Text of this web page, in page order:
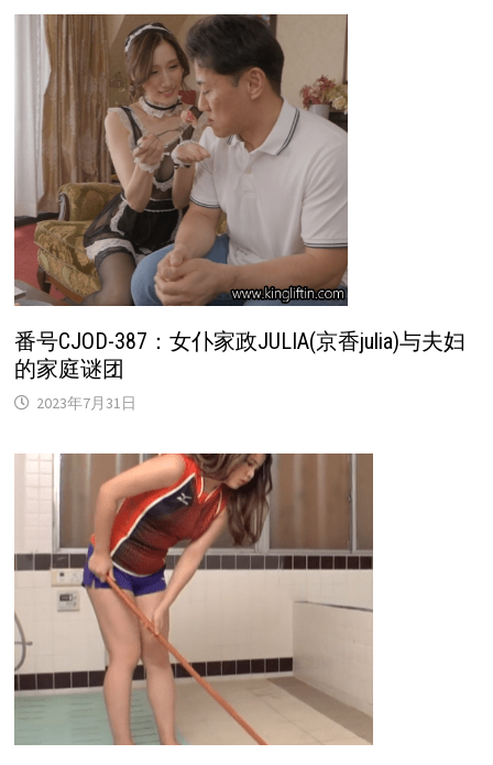
番号CJOD-387：女仆家政JULIA(京香julia)与夫妇
的家庭谜团
2023年7月31日